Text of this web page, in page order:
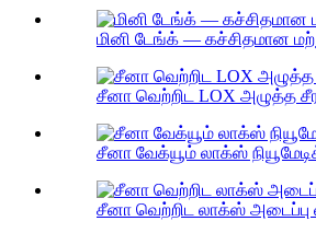
மினி டேங்க் — கச்சிதமான
சீனா வெற்றிட LOX அழுத்த
சீனா வேக்யூம் லாக்ஸ்
சீனா வெற்றிட லாக்ஸ் அடைப்பு